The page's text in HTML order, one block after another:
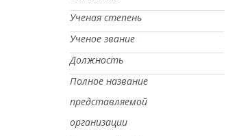
Ученая степень
Ученое звание
Должность
Полное название
представляемой
организации